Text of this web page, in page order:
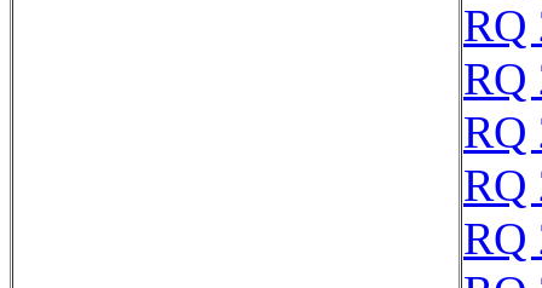
RQ
RQ
RQ
RQ
RQ